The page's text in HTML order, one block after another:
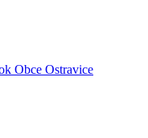
Obce Ostravice